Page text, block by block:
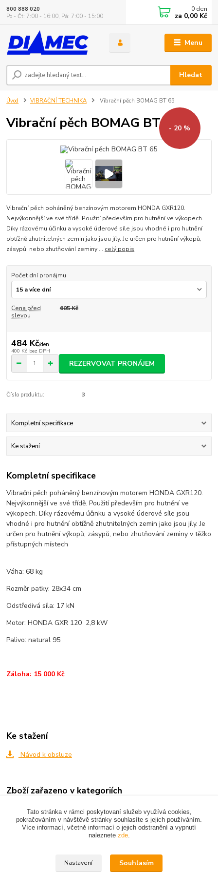
Menu
Hledat
800 888 020
Po - Čt: 7:00 - 16:00, Pá: 7:00 - 15:00
0 den
za 0,00 Kč
Úvod VIBRAČNÍ TECHNIKA Vibrační pěch BOMAG BT 65
Vibrační pěch BOMAG BT 65- 20 %
Vibrační pěch poháněný benzínovým motorem HONDA GXR120.
Nejvýkonnější ve své třídě. Použití především pro hutnění ve výkopech.
Díky rázovému účinku a vysoké úderové síle jsou vhodné i pro hutnění
obtížně zhutnitelných zemin jako jsou jíly. Je určen pro hutnění výkopů,
zásypů, nebo zhutňování zeminy ... celý popis
Počet dní pronájmu
Cena před
slevou
605 Kč
484 Kč/den
400 Kč bez DPH
REZERVOVAT PRONÁJEM
Číslo produktu: 3
Kompletní specifikace
Ke stažení
Kompletní specifikace
Vibrační pěch poháněný benzínovým motorem HONDA GXR120.
Nejvýkonnější ve své třídě. Použití především pro hutnění ve
výkopech. Díky rázovému účinku a vysoké úderové síle jsou
vhodné i pro hutnění obtížně zhutnitelných zemin jako jsou jíly. Je
určen pro hutnění výkopů, zásypů, nebo zhutňování zeminy v těžko
přístupných místech
Váha: 68 kg
Rozměr patky: 28x34 cm
Odstředivá síla: 17 kN
Motor: HONDA GXR 120 2,8 kW
Palivo: natural 95
Záloha: 15 000 Kč
Ke stažení
Návod k obsluze
Zboží zařazeno v kategoriích
VIBRAČNÍ TECHNIKA
Upravit sběr cookies.
Tato stránka v rámci poskytovaní služeb využívá cookies,
pokračováním v návštěvě stránky souhlasíte s jejich používáním.
Více informací, včetně informací o jejich odstranění a vypnutí
naleznete zde.
Nastavení Souhlasím